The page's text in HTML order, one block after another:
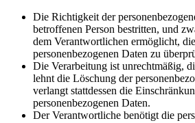
Die Richtigkeit der
betroffenen Person bestritten, und
dem Verantwortlichen ermöglicht,
personenbezogenen Daten zu
Die Verarbeitung ist unrechtmäßig,
lehnt die Löschung der
verlangt stattdessen die
personenbezogenen Daten.
Der Verantwortliche benötigt die